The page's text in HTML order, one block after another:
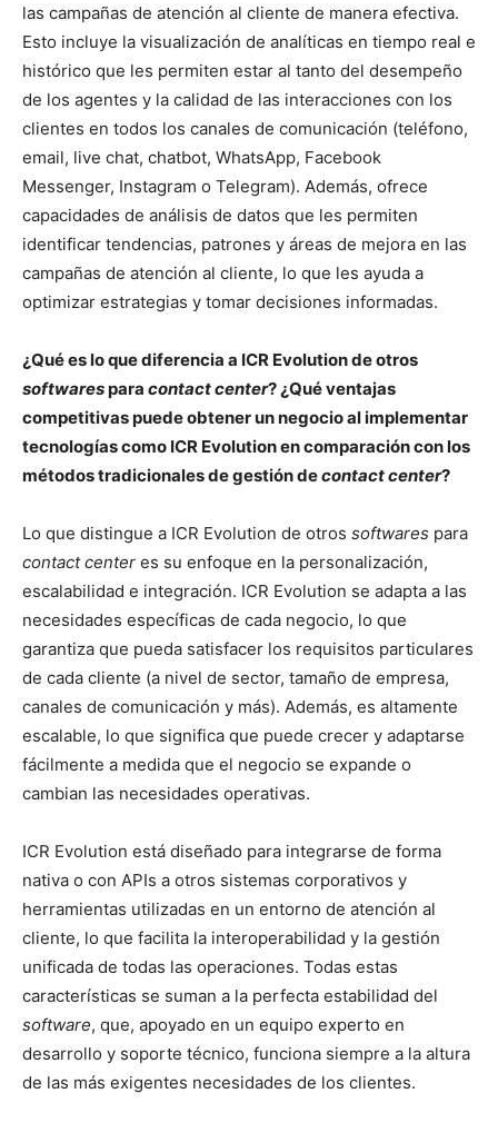
las campañas de atención al cliente de manera efectiva.
Esto incluye la visualización de analíticas en tiempo real e
histórico que les permiten estar al tanto del desempeño
de los agentes y la calidad de las interacciones con los
clientes en todos los canales de comunicación (teléfono,
email, live chat, chatbot, WhatsApp, Facebook
Messenger, Instagram o Telegram). Además, ofrece
capacidades de análisis de datos que les permiten
identificar tendencias, patrones y áreas de mejora en las
campañas de atención al cliente, lo que les ayuda a
optimizar estrategias y tomar decisiones informadas.
¿Qué es lo que diferencia a ICR Evolution de otros
softwarespara contact center? ¿Qué ventajas
competitivas puede obtener un negocio al implementar
tecnologías como ICR Evolution en comparación con los
métodos tradicionales de gestión decontact center?
Lo que distingue a ICR Evolution de otros softwares para
contact center es su enfoque en la personalización,
escalabilidad e integración. ICR Evolution se adapta a las
necesidades específicas de cada negocio, lo que
garantiza que pueda satisfacer los requisitos particulares
de cada cliente (a nivel de sector, tamaño de empresa,
canales de comunicación y más). Además, es altamente
escalable, lo que significa que puede crecer y adaptarse
fácilmente a medida que el negocio se expande o
cambian las necesidades operativas.
ICR Evolution está diseñado para integrarse de forma
nativa o con APIs a otros sistemas corporativos y
herramientas utilizadas en un entorno de atención al
cliente, lo que facilita la interoperabilidad y la gestión
unificada de todas las operaciones. Todas estas
características se suman a la perfecta estabilidad del
software, que, apoyado en un equipo experto en
desarrollo y soporte técnico, funciona siempre a la altura
de las más exigentes necesidades de los clientes.